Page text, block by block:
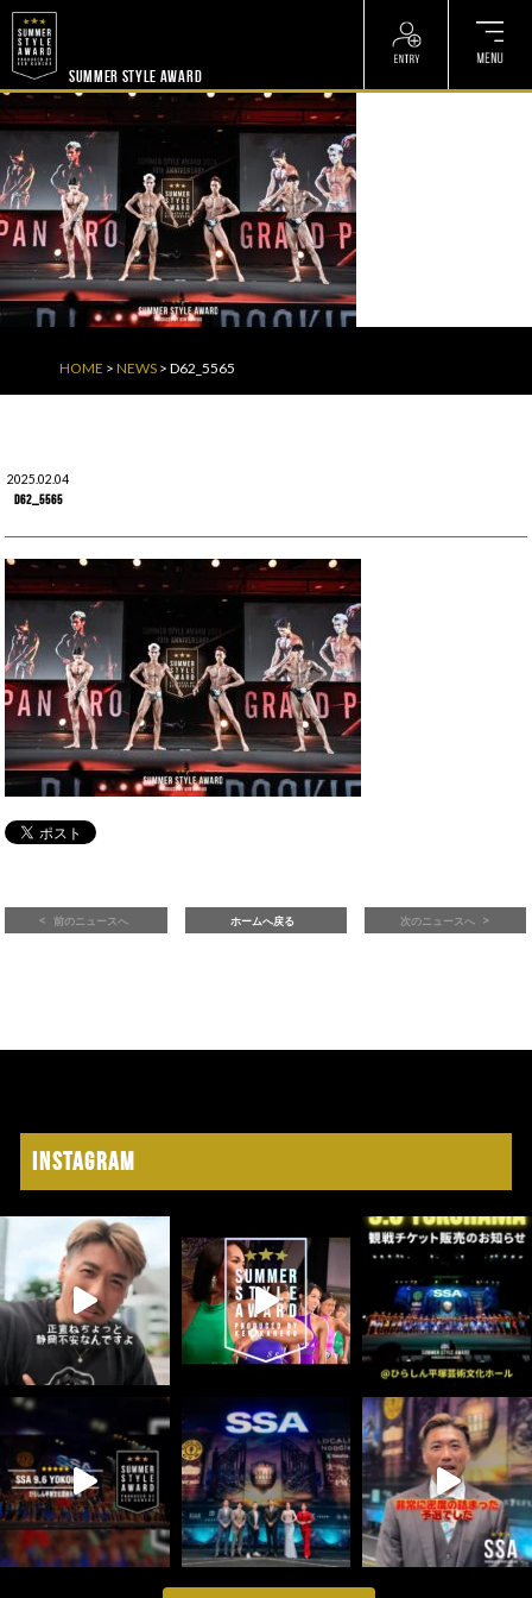
SUMMER STYLE AWARD
HOME > NEWS > D62_5565
2025.02.04
D62_5565
前のニュースへ ホームへ戻る 次のニュースへ
Instagram